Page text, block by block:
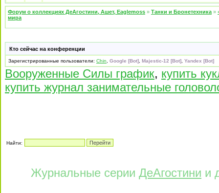
Форум о коллекциях ДеАгостини, Ашет, Eaglemoss » Танки и Бронетехника »
мира
Кто сейчас на конференции
Зарегистрированные пользователи: Chin Google [Bot] Majestic-12 [Bot] Yandex [Bot]
Вооруженные Силы график, купить
купить журнал занимательные
Найти:
Журнальные серии ДеАгостини и